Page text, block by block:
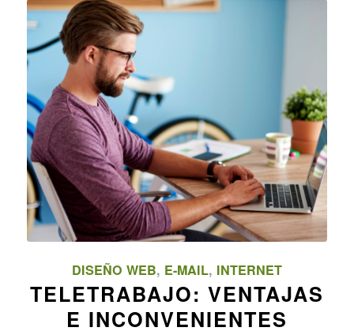
DISEÑO WEB, E-MAIL, INTERNET
TELETRABAJO: VENTAJAS
E INCONVENIENTES